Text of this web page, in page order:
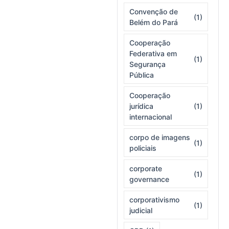
Convenção de
Belém do Pará
(1)
Cooperação
Federativa em
Segurança
Pública
(1)
Cooperação
jurídica
internacional
(1)
corpo de imagens
policiais
(1)
corporate
governance
(1)
corporativismo
judicial
(1)